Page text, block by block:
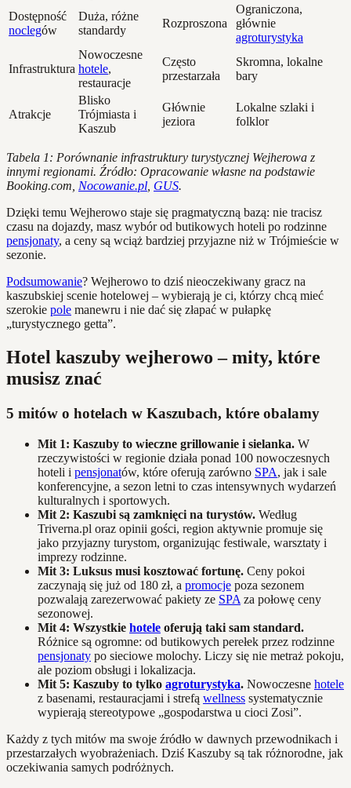
Dostępność
noclegów
Duża, różne
standardy
Rozproszona
Ograniczona,
głównie
agroturystyka
Infrastruktura
Nowoczesne
hotele,
restauracje
Często
przestarzała
Skromna, lokalne
bary
Atrakcje
Blisko
Trójmiasta i
Kaszub
Głównie
jeziora
Lokalne szlaki i
folklor
Tabela 1: Porównanie infrastruktury turystycznej Wejherowa z
innymi regionami. Źródło: Opracowanie własne na podstawie
Booking.com, Nocowanie.pl GUS.
Dzięki temu Wejherowo staje się pragmatyczną bazą: nie tracisz
czasu na dojazdy, masz wybór od butikowych hoteli po rodzinne
pensjonaty, a ceny są wciąż bardziej przyjazne niż w Trójmieście w
sezonie.
Podsumowanie? Wejherowo to dziś nieoczekiwany gracz na
kaszubskiej scenie hotelowej – wybierają je ci, którzy chcą mieć
szerokie pole manewru i nie dać się złapać w pułapkę
„turystycznego getta”.
Hotel kaszuby wejherowo – mity, które
musisz znać
5 mitów o hotelach w Kaszubach, które obalamy
Mit 1: Kaszuby to wieczne grillowanie i sielanka. W
rzeczywistości w regionie działa ponad 100 nowoczesnych
hoteli i pensjonatów, które oferują zarówno SPA, jak i sale
konferencyjne, a sezon letni to czas intensywnych wydarzeń
kulturalnych i sportowych.
Mit 2: Kaszubi są zamknięci na turystów. Według
Triverna.pl oraz opinii gości, region aktywnie promuje się
jako przyjazny turystom, organizując festiwale, warsztaty i
imprezy rodzinne.
Mit 3: Luksus musi kosztować fortunę. Ceny pokoi
zaczynają się już od 180 zł, a promocje poza sezonem
pozwalają zarezerwować pakiety ze SPA za połowę ceny
sezonowej.
Mit 4: Wszystkie hotele oferują taki sam standard.
Różnice są ogromne: od butikowych perełek przez rodzinne
pensjonaty po sieciowe molochy. Liczy się nie metraż pokoju,
ale poziom obsługi i lokalizacja.
Mit 5: Kaszuby to tylko agroturystyka. Nowoczesne hotele
z basenami, restauracjami i strefą wellness systematycznie
wypierają stereotypowe „gospodarstwa u cioci Zosi”.
Każdy z tych mitów ma swoje źródło w dawnych przewodnikach i
przestarzałych wyobrażeniach. Dziś Kaszuby są tak różnorodne, jak
oczekiwania samych podróżnych.